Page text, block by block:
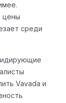
цены
среди
Vavada и